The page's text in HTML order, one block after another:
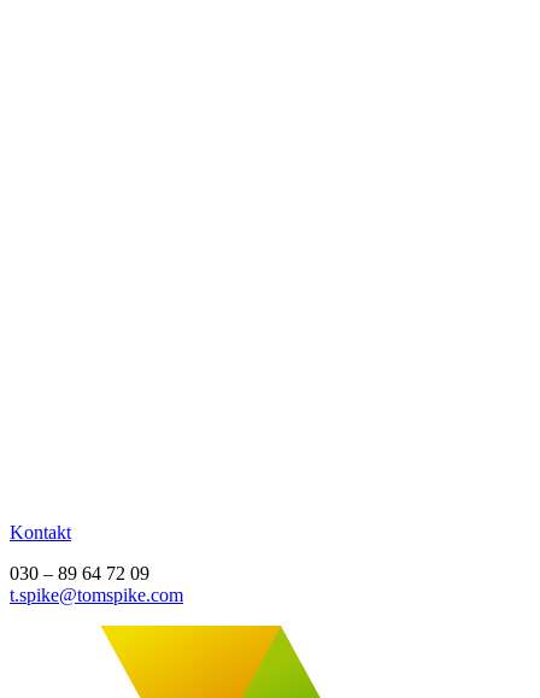
Kontakt
030 – 89 64 72 09
t.spike@tomspike.com